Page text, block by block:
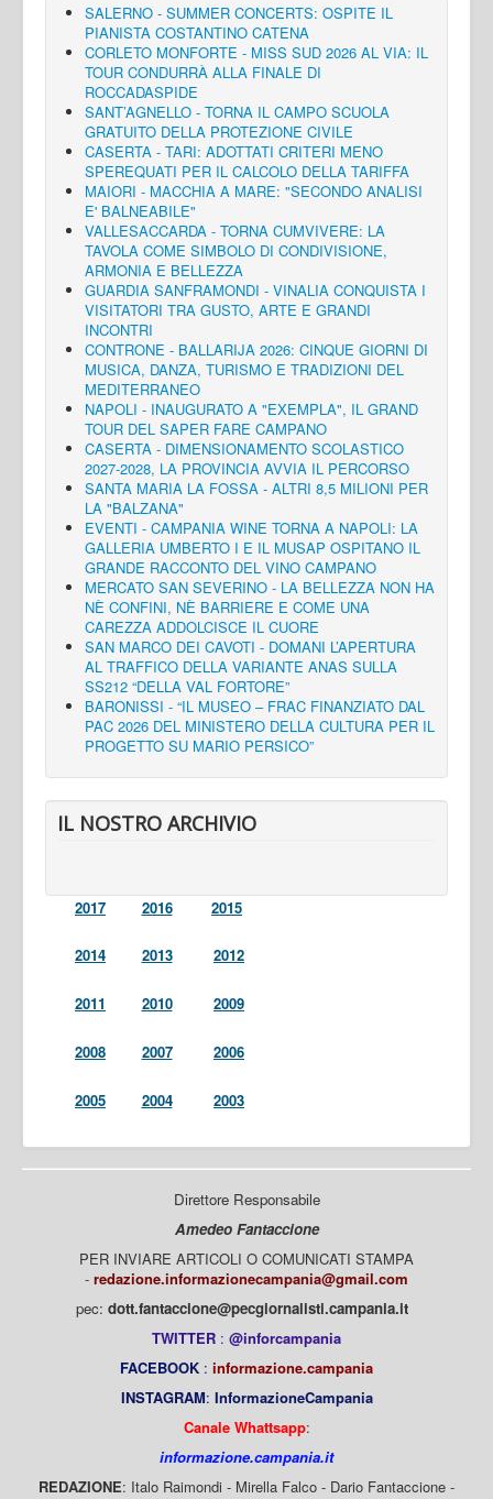
SALERNO - SUMMER CONCERTS: OSPITE IL
PIANISTA COSTANTINO CATENA
CORLETO MONFORTE - MISS SUD 2026 AL VIA: IL
TOUR CONDURRÀ ALLA FINALE DI
ROCCADASPIDE
SANT’AGNELLO - TORNA IL CAMPO SCUOLA
GRATUITO DELLA PROTEZIONE CIVILE
CASERTA - TARI: ADOTTATI CRITERI MENO
SPEREQUATI PER IL CALCOLO DELLA TARIFFA
MAIORI - MACCHIA A MARE: "SECONDO ANALISI
E' BALNEABILE"
VALLESACCARDA - TORNA CUMVIVERE: LA
TAVOLA COME SIMBOLO DI CONDIVISIONE,
ARMONIA E BELLEZZA
GUARDIA SANFRAMONDI - VINALIA CONQUISTA I
VISITATORI TRA GUSTO, ARTE E GRANDI
INCONTRI
CONTRONE - BALLARIJA 2026: CINQUE GIORNI DI
MUSICA, DANZA, TURISMO E TRADIZIONI DEL
MEDITERRANEO
NAPOLI - INAUGURATO A "EXEMPLA", IL GRAND
TOUR DEL SAPER FARE CAMPANO
CASERTA - DIMENSIONAMENTO SCOLASTICO
2027-2028, LA PROVINCIA AVVIA IL PERCORSO
SANTA MARIA LA FOSSA - ALTRI 8,5 MILIONI PER
LA "BALZANA"
EVENTI - CAMPANIA WINE TORNA A NAPOLI: LA
GALLERIA UMBERTO I E IL MUSAP OSPITANO IL
GRANDE RACCONTO DEL VINO CAMPANO
MERCATO SAN SEVERINO - LA BELLEZZA NON HA
NÈ CONFINI, NÈ BARRIERE E COME UNA
CAREZZA ADDOLCISCE IL CUORE
SAN MARCO DEI CAVOTI - DOMANI L’APERTURA
AL TRAFFICO DELLA VARIANTE ANAS SULLA
SS212 “DELLA VAL FORTORE”
BARONISSI - “IL MUSEO – FRAC FINANZIATO DAL
PAC 2026 DEL MINISTERO DELLA CULTURA PER IL
PROGETTO SU MARIO PERSICO”
IL NOSTRO ARCHIVIO
2017 2016 2015
2014 2013 2012
2011 2010 2009
2008 2007 2006
2005 2004 2003
Direttore Responsabile
Amedeo Fantaccione
PER INVIARE ARTICOLI O COMUNICATI STAMPA
- redazione.informazionecampania@gmail.com
pec: dott.fantaccione@pecgiornalisti.campania.it
TWITTER : @inforcampania
FACEBOOK : informazione.campania
INSTAGRAM: InformazioneCampania
Canale Whattsapp:
informazione.campania.it
REDAZIONE: Italo Raimondi - Mirella Falco - Dario Fantaccione -